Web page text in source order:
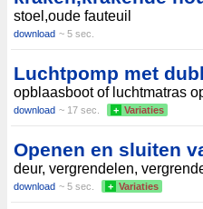
stoel,oude fauteuil
download ~ 5 sec.
Luchtpomp met
opblaasboot of luchtmatras
download ~ 17 sec. + Variaties
Openen en sluiten
deur, vergrendelen,
download ~ 5 sec. + Variaties